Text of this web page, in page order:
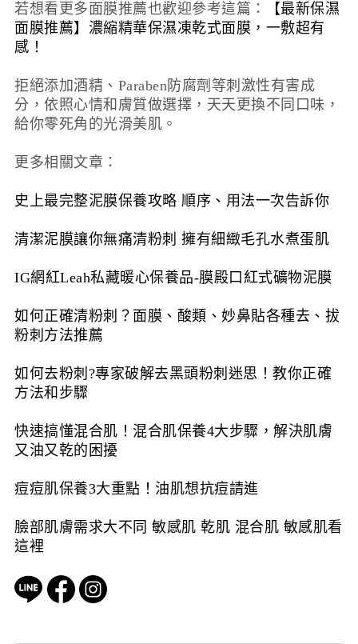
若想看更多面膜推薦也歡迎參考這篇：
【最新保濕
面膜推薦】濃縮精華保濕凍乾式面膜，一敷超有
感！
拒絕添加酒精、Paraben防腐劑等刺激性有害成
分，依照心情和膚質做選擇，天天更換不同口味，
給你零死角的光滑美肌。
更多相關文章：
史上最完整泥膜保養攻略 順序、用法一次告訴你
清潔泥膜讓你無痛清粉刺 擁有細緻毛孔水煮蛋肌
IG網紅Leah私藏暖心保養品-膜殿口紅式礦物泥膜
如何正確清粉刺？面膜、酸類、妙鼻貼各種去、拔
粉刺方法推薦
如何去粉刺?專家破解去黑頭粉刺迷思！教你正確
方法和步驟
快速搞懂混合肌！混合肌保養4大步驟，解決肌膚
又油又乾的困擾
痘痘肌保養3大重點！油肌想抗痘請進
臉部肌膚需求大不同 敏感肌 乾肌 混合肌 敏感肌看
這裡